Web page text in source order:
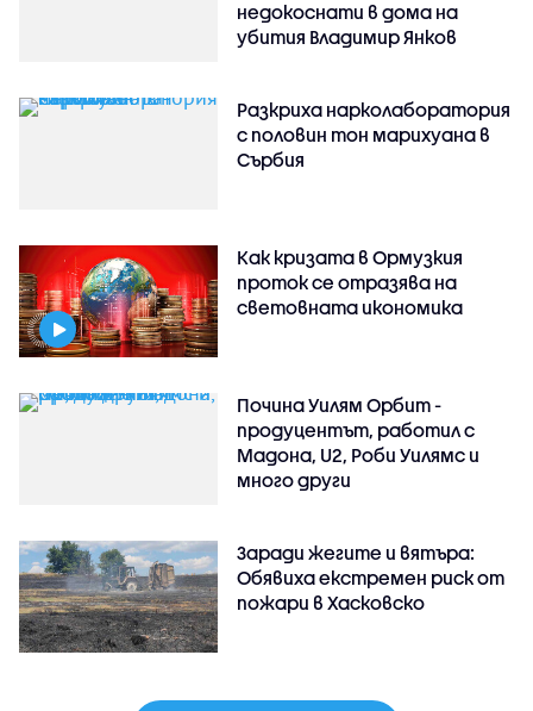
недокоснати в дома на
убития Владимир Янков
Разкриха нарколаборатория
с половин тон марихуана в
Сърбия
Как кризата в Ормузкия
проток се отразява на
световната икономика
Почина Уилям Орбит -
продуцентът, работил с
Мадона, U2, Роби Уилямс и
много други
Заради жегите и вятъра:
Обявиха екстремен риск от
пожари в Хасковско